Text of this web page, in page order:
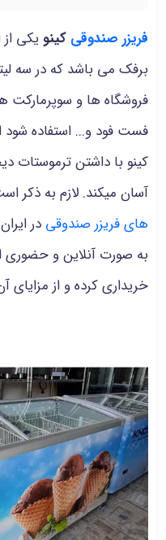
فریزر صندوقی کینو یکی
برفک می باشد که در سه
فروشگاه ها و سوپرمارکت
فست فود و... استفاده
کینو با داشتن ترموستات
آسان میکند. لازم به ذکر
های فریزر صندوقی در
به صورت آنلاین و حضوری
خریداری کرده و از مزایای